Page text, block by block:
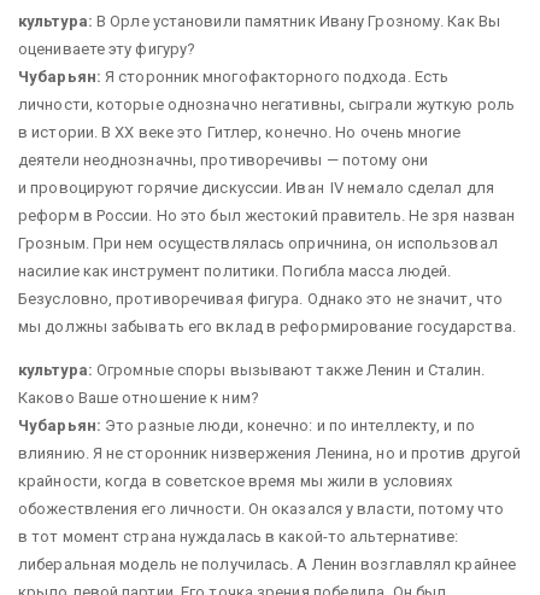
культура: В Орле установили памятник Ивану Грозному. Как Вы
оцениваете эту фигуру?
Чубарьян: Я сторонник многофакторного подхода. Есть
личности, которые однозначно негативны, сыграли жуткую роль
в истории. В ХХ веке это Гитлер, конечно. Но очень многие
деятели неоднозначны, противоречивы — ​потому они
и провоцируют горячие дискуссии. Иван IV немало сделал для
реформ в России. Но это был жестокий правитель. Не зря назван
Грозным. При нем осуществлялась опричнина, он использовал
насилие как инструмент политики. Погибла масса людей.
Безусловно, противоречивая фигура. Однако это не значит, что
мы должны забывать его вклад в реформирование государства.
культура: Огромные споры вызывают также Ленин и Сталин.
Каково Ваше отношение к ним?
Чубарьян: Это разные люди, конечно: и по интеллекту, и по
влиянию. Я не сторонник низвержения Ленина, но и против другой
крайности, когда в советское время мы жили в условиях
обожествления его личности. Он оказался у власти, потому что
в тот момент страна нуждалась в какой-то альтернативе:
либеральная модель не получилась. А Ленин возглавлял крайнее